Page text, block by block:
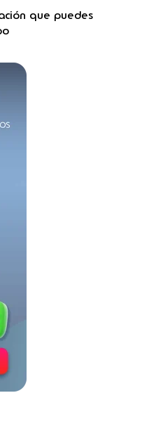
que puedes